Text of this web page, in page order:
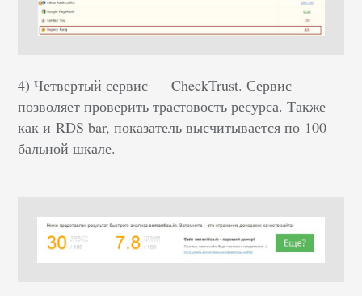
4) Четвертый сервис — CheckTrust. Сервис
позволяет проверить трастовость ресурса. Также
как и RDS bar, показатель высчитывается по 100
бальной шкале.